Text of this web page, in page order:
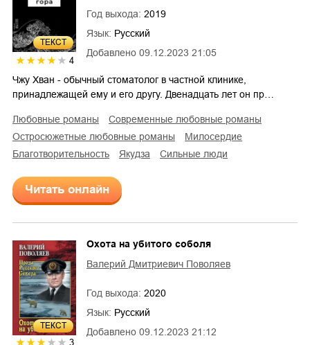
ТЕКСТ
4
Добавлено 09.12.2023 21:05
Год выхода: 2019
Язык: Русский
Чжу Хван - обычный стоматолог в частной клинике,
принадлежащей ему и его другу. Двенадцать лет он пр…
любовные романы
современные любовные романы
остросюжетные любовные романы
милосердие
благотворительность
якудза сильные люди
Читать онлайн
ТЕКСТ
3
Добавлено 09.12.2023 21:12
Охота на убитого соболя
Валерий Дмитриевич Поволяев
Год выхода: 2020
Язык: Русский